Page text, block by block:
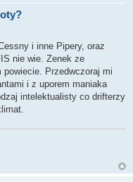
i inne Pipery, oraz
nie wie. Zenek ze
Przedwczoraj mi
i z uporem maniaka
intelektualisty co drifterzy